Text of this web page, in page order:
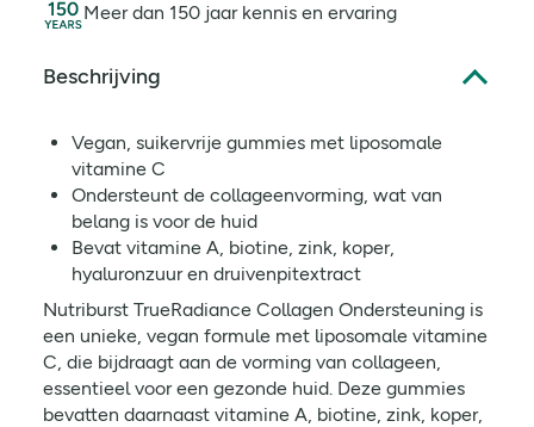
Meer dan 150 jaar kennis en ervaring
Beschrijving
Vegan, suikervrije gummies met liposomale
vitamine C
Ondersteunt de collageenvorming, wat van
belang is voor de huid
Bevat vitamine A, biotine, zink, koper,
hyaluronzuur en druivenpitextract
Nutriburst TrueRadiance Collagen Ondersteuning is
een unieke, vegan formule met liposomale vitamine
C, die bijdraagt aan de vorming van collageen,
essentieel voor een gezonde huid. Deze gummies
bevatten daarnaast vitamine A, biotine, zink, koper,